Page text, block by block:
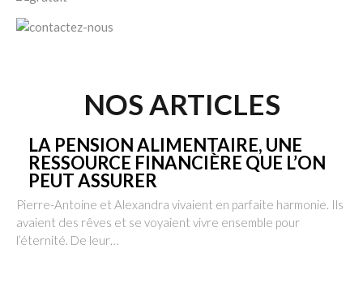
NOS ARTICLES
LA PENSION ALIMENTAIRE, UNE
RESSOURCE FINANCIÈRE QUE L’ON
PEUT ASSURER
Pierre-Antoine et Alexandra vivaient en parfaite harmonie. Ils
avaient des rêves et se voyaient vivre ensemble pour
l’éternité. De leur…